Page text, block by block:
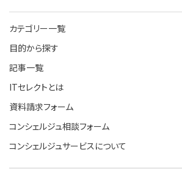
カテゴリー一覧
目的から探す
記事一覧
ITセレクトとは
資料請求フォーム
コンシェルジュ相談フォーム
コンシェルジュサービスについて